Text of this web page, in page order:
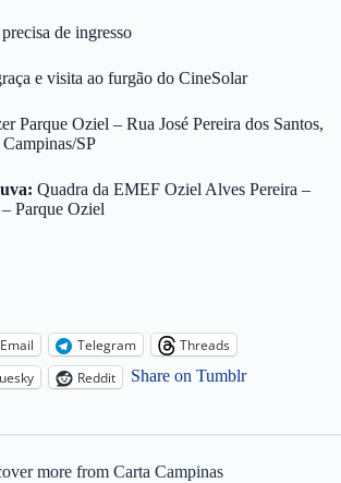
de ingresso
e visita ao furgão do CineSolar
Parque Oziel – Rua José Pereira dos Santos,
SP
Quadra da EMEF Oziel Alves Pereira –
Parque Oziel
Email Telegram
Threads
Reddit Share on Tumblr
more from Carta Campinas